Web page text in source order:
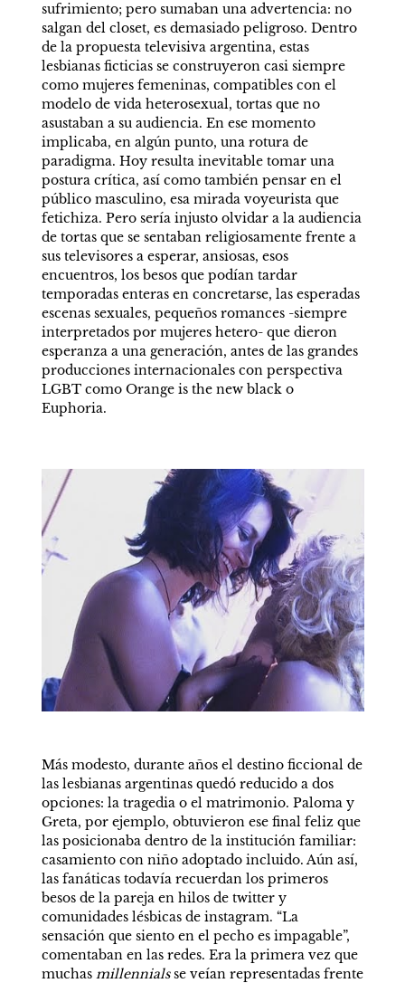
sufrimiento; pero sumaban una advertencia: no
salgan del closet, es demasiado peligroso. Dentro
de la propuesta televisiva argentina, estas
lesbianas ficticias se construyeron casi siempre
como mujeres femeninas, compatibles con el
modelo de vida heterosexual, tortas que no
asustaban a su audiencia. En ese momento
implicaba, en algún punto, una rotura de
paradigma. Hoy resulta inevitable tomar una
postura crítica, así como también pensar en el
público masculino, esa mirada voyeurista que
fetichiza. Pero sería injusto olvidar a la audiencia
de tortas que se sentaban religiosamente frente a
sus televisores a esperar, ansiosas, esos
encuentros, los besos que podían tardar
temporadas enteras en concretarse, las esperadas
escenas sexuales, pequeños romances -siempre
interpretados por mujeres hetero- que dieron
esperanza a una generación, antes de las grandes
producciones internacionales con perspectiva
LGBT como Orange is the new black o
Euphoria.
Más modesto, durante años el destino ficcional de
las lesbianas argentinas quedó reducido a dos
opciones: la tragedia o el matrimonio. Paloma y
Greta, por ejemplo, obtuvieron ese final feliz que
las posicionaba dentro de la institución familiar:
casamiento con niño adoptado incluido. Aún así,
las fanáticas todavía recuerdan los primeros
besos de la pareja en hilos de twitter y
comunidades lésbicas de instagram. “La
sensación que siento en el pecho es impagable”,
comentaban en las redes. Era la primera vez que
muchas millennials se veían representadas frente